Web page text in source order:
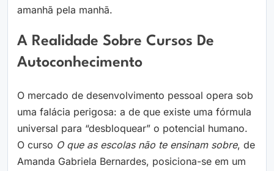
amanhã pela manhã.
A Realidade Sobre Cursos De
Autoconhecimento
O mercado de desenvolvimento pessoal opera sob
uma falácia perigosa: a de que existe uma fórmula
universal para “desbloquear” o potencial humano.
O curso O que as escolas não te ensinam sobre, de
Amanda Gabriela Bernardes, posiciona-se em um